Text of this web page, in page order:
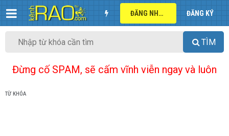
ĐĂNG NHẬP ĐĂNG KÝ
TÌM
Đừng cố SPAM, sẽ cấm vĩnh viễn ngay và luôn
TỪ KHÓA